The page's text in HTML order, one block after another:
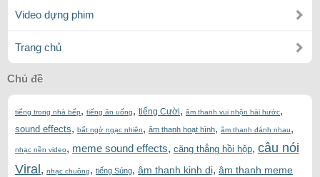
Video dựng phim
Trang chủ
Chủ đề
tiếng trong nhà bếp, tiếng ăn uống, tiếng Cười, âm thanh vui nhộn hài hước,
sound effects, bất ngờ ngạc nhiên, âm thanh hoạt hình, âm thanh đánh nhau,
nhạc nền video, meme sound effects, căng thẳng hồi hộp, câu nói
Viral , nhạc chuông, tiếng Súng, âm thanh kinh dị, âm thanh meme